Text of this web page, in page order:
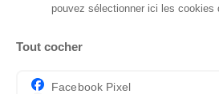
pouvez sélectionner ici les cookies
Tout cocher
Facebook Pixel
QUI SOMMES-NOUS
SERVICES ET PARTENAIRES
CONSEILS